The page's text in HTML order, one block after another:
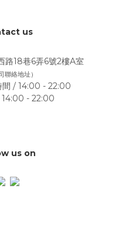
us
路18巷6弄6號2樓A室
聯絡地址）
間 / 14:00 - 22:00
14:00 - 22:00
us on